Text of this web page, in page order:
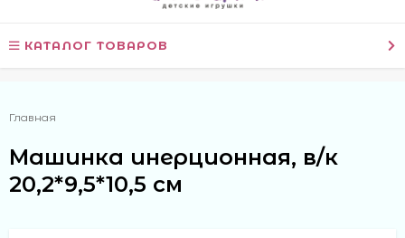
КАТАЛОГ ТОВАРОВ
Главная
Машинка инерционная, в/к
20,2*9,5*10,5 см